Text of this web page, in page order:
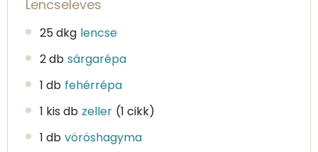
Lencseleves
25 dkg lencse
2 db sárgarépa
1 db fehérrépa
1 kis db zeller (1 cikk)
1 db vöröshagyma